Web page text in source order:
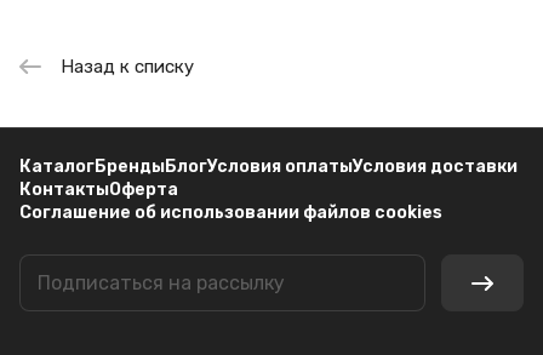
Назад к списку
КаталогБрендыБлогУсловия оплатыУсловия доставки
КонтактыОферта
Соглашение об использовании файлов cookies